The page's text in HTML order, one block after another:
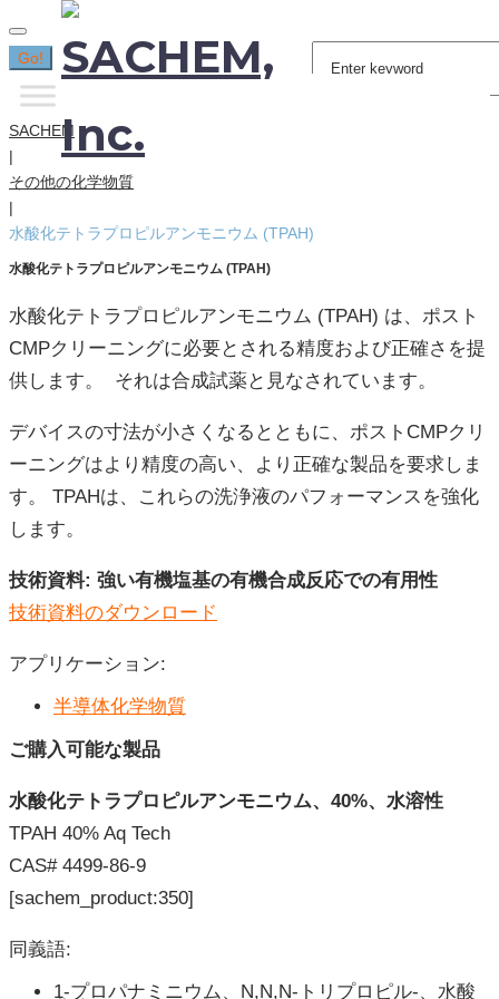
Search
for:
Go!
SACHEM
|
その他の化学物質
|
水酸化テトラプロピルアンモニウム (TPAH)
水酸化テトラプロピルアンモニウム (TPAH)
水酸化テトラプロピルアンモニウム (TPAH) は、ポスト
CMPクリーニングに必要とされる精度および正確さを提
供します。 それは合成試薬と見なされています。
デバイスの寸法が小さくなるとともに、ポストCMPクリ
ーニングはより精度の高い、より正確な製品を要求しま
す。 TPAHは、これらの洗浄液のパフォーマンスを強化
します。
技術資料: 強い有機塩基の有機合成反応での有用性
技術資料のダウンロード
アプリケーション:
半導体化学物質
ご購入可能な製品
水酸化テトラプロピルアンモニウム、 40%、水溶性
TPAH 40% Aq Tech
CAS# 4499-86-9
[sachem_product:350]
同義語:
1-プロパナミニウム、N,N,N-トリプロピル-、水酸